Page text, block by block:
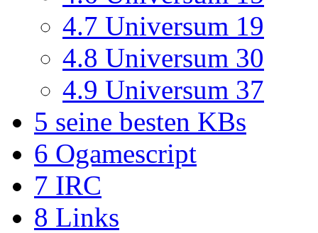
4.7 Universum 19
4.8 Universum 30
4.9 Universum 37
5 seine besten KBs
6 Ogamescript
7 IRC
8 Links